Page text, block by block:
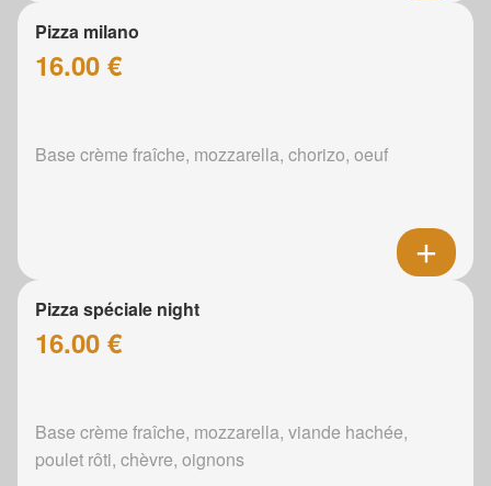
Pizza milano
16.00 €
Base crème fraîche, mozzarella, chorizo, oeuf
Pizza spéciale night
16.00 €
Base crème fraîche, mozzarella, viande hachée,
poulet rôti, chèvre, oignons